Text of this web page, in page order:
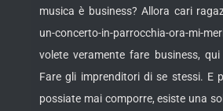
musica è business? Allora cari
un-concerto-in-parrocchia-ora-mi-
volete veramente fare business,
Fare gli imprenditori di se stessi. E
possiate mai comporre, esiste una